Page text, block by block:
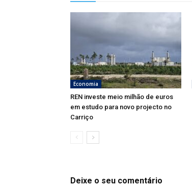
Economia
REN investe meio milhão de euros
em estudo para novo projecto no
Carriço
Deixe o seu comentário